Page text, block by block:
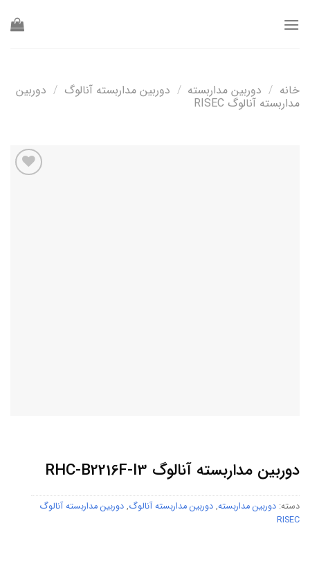
خانه / دوربین مداربسته / دوربین مداربسته آنالوگ / دوربین
مداربسته آنالوگ RISEC
دوربین مداربسته آنالوگ RHC-B2216F-I3
دسته: دوربین مداربسته, دوربین مداربسته آنالوگ, دوربین مداربسته آنالوگ
RISEC